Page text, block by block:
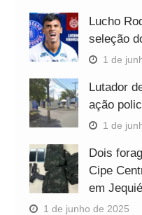
Lucho
seleção
1 de
Lutador
ação
1 de
Dois
Cipe
em Jequié
1 de junho de 2025